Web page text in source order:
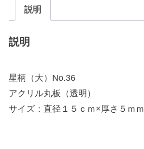
説明
説明
星柄（大）No.36
アクリル丸板（透明）
サイズ：直径１５ｃｍ×厚さ５ｍｍ